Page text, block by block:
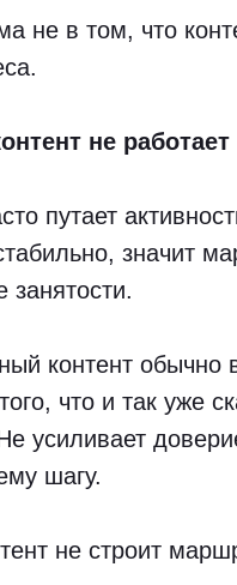
не в том, что
не работает
путает
значит
контент
что и так уже
усиливает
шагу.
не строит